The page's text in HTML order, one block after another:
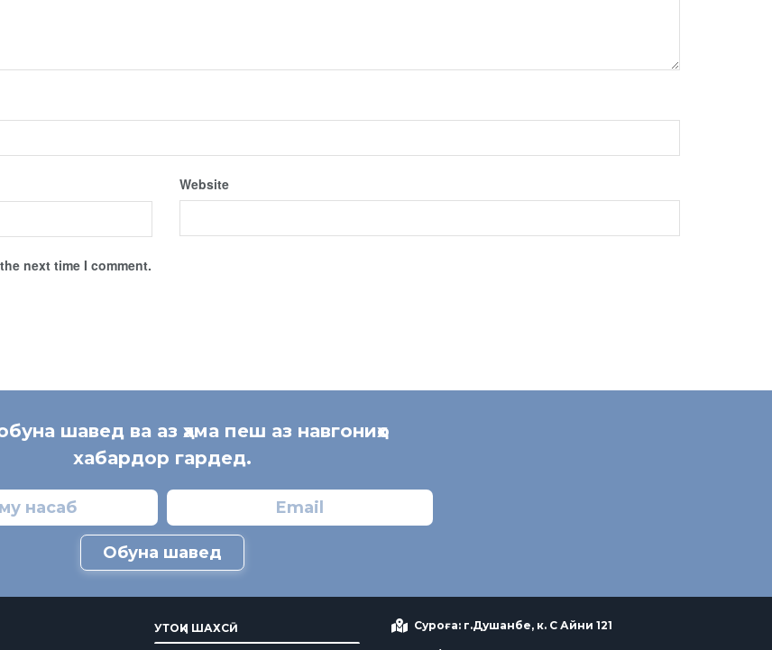
Website
next time I comment.
шавед ва аз ҳама пеш аз навгониҳо
хабардор гардед.
Обуна шавед
УТОҚИ ШАХСӢ Суроға: г.Душанбе, к. С Айни 121